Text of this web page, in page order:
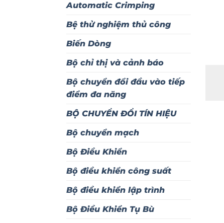
Automatic Crimping
Bệ thử nghiệm thủ công
Biến Dòng
Bộ chỉ thị và cảnh báo
Bộ chuyển đổi đầu vào tiếp
điểm đa năng
BỘ CHUYỂN ĐỔI TÍN HIỆU
Bộ chuyển mạch
Bộ Điều Khiển
Bộ điều khiển công suất
Bộ điều khiển lập trình
Bộ Điều Khiển Tụ Bù